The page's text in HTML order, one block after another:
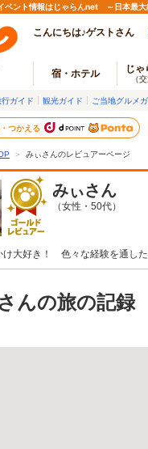
ベント情報はじゃらんnet ～日本最大
こんにちは♪ゲストさん
宿・ホテル じゃ
（
行ガイド 観光ガイド ご当地グルメ
つかえる
＞ みぃさんのレビュアーページ
みぃさん
（女性・50代）
け大好き！ 色々な経験を通した
んの旅の記録